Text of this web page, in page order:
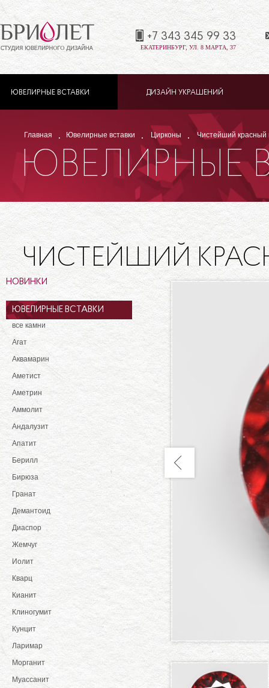
+7 343 345 99 33
ЕКАТЕРИНБУРГ, УЛ. 8 МАРТА, 37
ЮВЕЛИРНЫЕ ВСТАВКИ ДИЗАЙН УКРАШЕНИЙ
Главная Ювелирные вставки Цирконы Чистейший красный
ЮВЕЛИРНЫЕ
ЧИСТЕЙШИЙ
НОВИНКИ
ЮВЕЛИРНЫЕ ВСТАВКИ
все камни
Агат
Аквамарин
Аметист
Аметрин
Аммолит
Андалузит
Апатит
Берилл
Бирюза
Гранат
Демантоид
Диаспор
Жемчуг
Иолит
Кварц
Кианит
Клиногумит
Кунцит
Ларимар
Морганит
Муассанит